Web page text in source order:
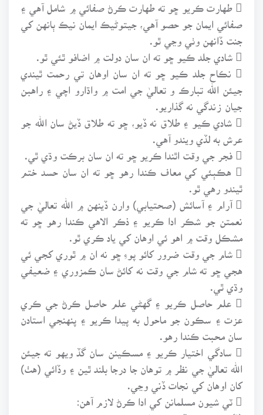
 طهارت ڪريو ڇو ته طهارت ڪرڻ صفائي ۾ شامل آهي ۽
صفائي ايمان جو حصو آهي، جيتوڻيڪ ايمان نيڪ ٻانهن کي
جنت ڏانهن وٺي وڃي ٿو.
 شادي جلد ڪيو ڇو ته ان سان دولت ۾ اضافو ٿئي ٿو.
 نڪاح جلد ڪيو ڇو ته ان سان اوهان تي رحمت ٿيندي
جيئن الله تبارڪ و تعاليٰ جي امت ۾ واڌارو اچي ۽ راهبن
جيان زندگي نه گذاريو.
 شادي ڪيو ۽ طلاق نه ڏيو، ڇو ته طلاق ڏيڻ سان الله جو
عرش به لڏي ويندو آهي.
 فجر جي وقت اٿندا ڪريو ڇو ته ان سان برڪت وڌي ٿي.
 هڪٻئي کي معاف ڪندا رهو ڇو ته ان سان حسد ختم
ٿيندو رهي ٿو.
 آرام ۽ آسائش (صحتيابي) وارن ڏينهن ۾ الله تعاليٰ جي
نعمتن جو شڪر ادا ڪريو ۽ ذڪر الاهي ڪندا رهو ڇو ته
مشڪل وقت ۾ اهو ئي اوهان کي ياد ڪري ٿو.
 شام جي وقت ضرور کائو پوءِ ڇو نه ان ۾ ٿوري کجي ئي
هجي ڇو ته شام جي وقت نه کائڻ سان ڪمزوري ۽ ضعيفي
وڌي ٿي.
 علم حاصل ڪريو ۽ گهڻي علم حاصل ڪرڻ جي ڪري
عزت ۽ سڪون جو ماحول به پيدا ڪريو ۽ پنهنجي استادن
سان محبت ڪندا رهو.
 سادگي اختيار ڪريو ۽ مسڪينن سان گڏ ويهو ته جيئن
الله تعاليٰ جي نظر ۾ توهان جا درجا بلند ٿين ۽ وڏائي (هٺ)
کان اوهان کي نجات ڏني وڃي.
 ٽي شيون مسلمانن کي ادا ڪرڻ لازم آهن:
(1) جمعي جي ڏينهن غسل ڪرڻ